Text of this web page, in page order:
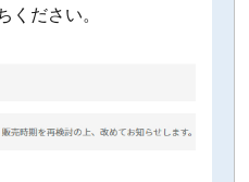
ください。